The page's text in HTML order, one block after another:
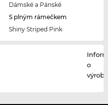
Dámské a Pánské
S plným rámečkem
Shiny Striped Pink
o